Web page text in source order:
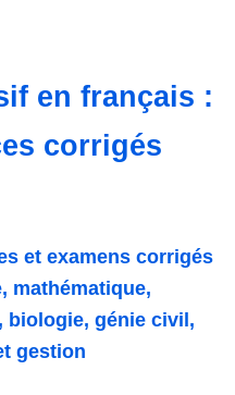
en français :
corrigés
et examens corrigés
mathématique,
biologie, génie civil,
gestion